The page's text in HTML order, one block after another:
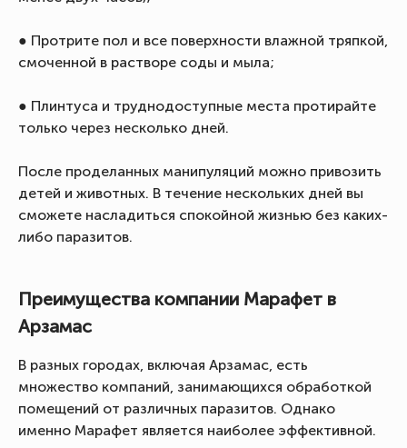
● Протрите пол и все поверхности влажной тряпкой,
смоченной в растворе соды и мыла;
● Плинтуса и труднодоступные места протирайте
только через несколько дней.
После проделанных манипуляций можно привозить
детей и животных. В течение нескольких дней вы
сможете насладиться спокойной жизнью без каких-
либо паразитов.
Преимущества компании Марафет в
Арзамас
В разных городах, включая Арзамас, есть
множество компаний, занимающихся обработкой
помещений от различных паразитов. Однако
именно Марафет является наиболее эффективной.